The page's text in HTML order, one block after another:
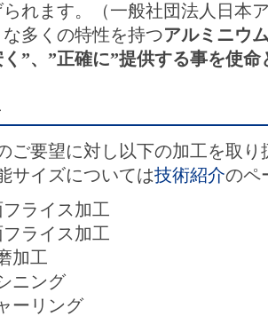
られます。（一般社団法人日本
多くの特性を持つアルミニウ
く”、”正確に”提供する事を使
ご要望に対し以下の加工を取り
サイズについては技術紹介のペ
フライス加工
フライス加工
加工
ニング
ーリング